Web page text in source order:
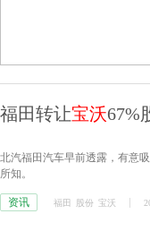
福田转让宝沃67%
北汽福田汽车早前透露，有意
所知。
资讯 福田 股份 宝沃